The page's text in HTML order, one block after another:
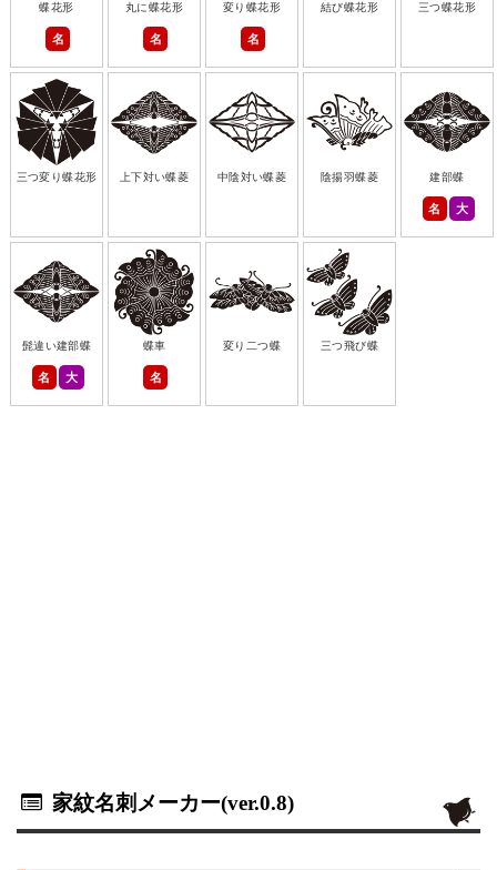
蝶花形
名
丸に蝶花形
名
変り蝶花形
名
結び蝶花形 三つ蝶花形
三つ変り蝶花形 上下対い蝶菱 中陰対い蝶菱 陰揚羽蝶菱 建部蝶
名 大
髭違い建部蝶
名 大
蝶車
名
変り二つ蝶 三つ飛び蝶
家紋名刺メーカー(ver.0.8)